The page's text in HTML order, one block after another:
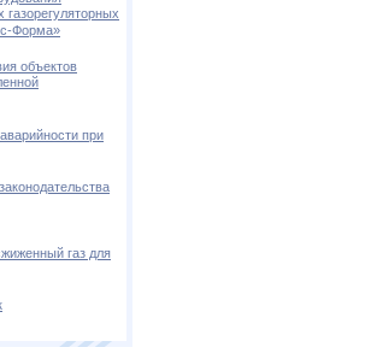
Форма»
объектов
при
газ для